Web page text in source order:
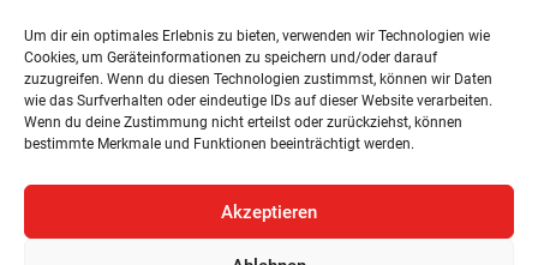
Um dir ein optimales Erlebnis zu bieten, verwenden wir Technologien wie
Cookies, um Geräteinformationen zu speichern und/oder darauf
zuzugreifen. Wenn du diesen Technologien zustimmst, können wir Daten
wie das Surfverhalten oder eindeutige IDs auf dieser Website verarbeiten.
Wenn du deine Zustimmung nicht erteilst oder zurückziehst, können
bestimmte Merkmale und Funktionen beeinträchtigt werden.
Akzeptieren
SPD-Bürgerschaftsfraktion
Land Bremen
Wachtstraße 27/29
Tel: 0421 336 77 0
E-Mail: info@spd-fraktion-bremen.de